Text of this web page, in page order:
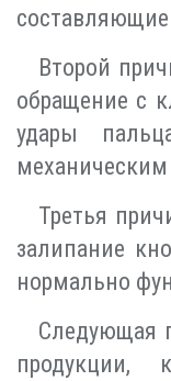
Второй
обращение с
удары
Третья
залипание
нормально
Следующая
продукции,